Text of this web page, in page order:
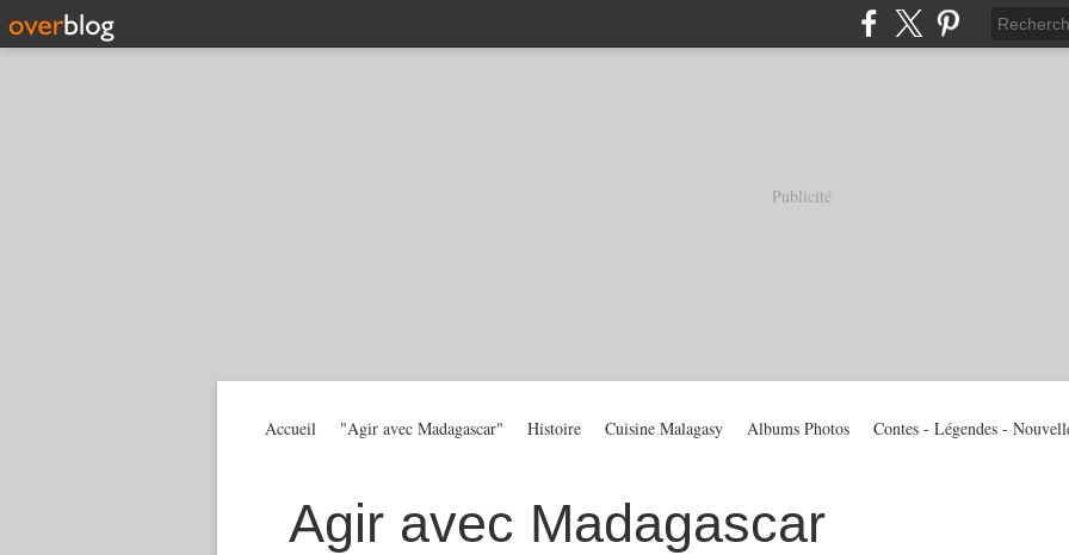
Publicité
Agir avec Madagascar
Accueil "Agir avec Madagascar" Histoire Cuisine Malagasy Albums Photos Contes - Légendes -